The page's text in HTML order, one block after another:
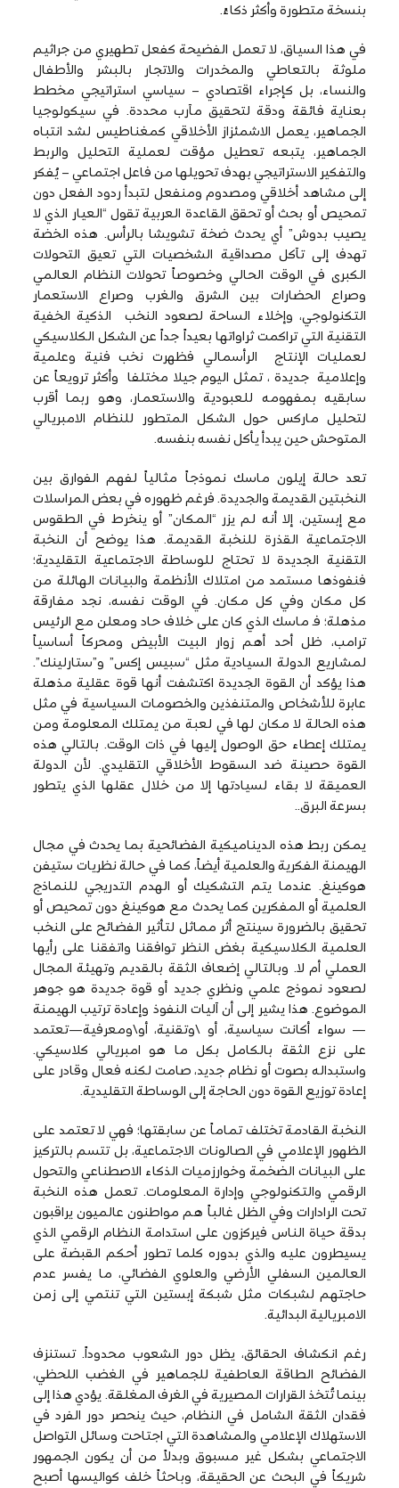
بنسخة متطورة وأكثر ذكاءً.
في هذا السياق، لا تعمل الفضيحة كفعل تطهيري من جراثيم
ملوثة بالتعاطي والمخدرات والاتجار بالبشر والأطفال
والنساء، بل كإجراء اقتصادي – سياسي استراتيجي مخطط
بعناية فائقة ودقة لتحقيق مآرب محددة. في سيكولوجيا
الجماهير، يعمل الاشمئزاز الأخلاقي كمغناطيس لشد انتباه
الجماهير، يتبعه تعطيل مؤقت لعملية التحليل والربط
والتفكير الاستراتيجي بهدف تحويلها من فاعل اجتماعي – يُفكر
إلى مشاهد أخلاقي ومصدوم ومنفعل لتبدأ ردود الفعل دون
تمحيص أو بحث أو تحقق القاعدة العربية تقول “العيار الذي لا
يصيب بدوش” أي يحدث ضخة تشويشا بالرأس. هذه الخضة
تهدف إلى تآكل مصداقية الشخصيات التي تعيق التحولات
الكبرى في الوقت الحالي وخصوصاً تحولات النظام العالمي
وصراع الحضارات بين الشرق والغرب وصراع الاستعمار
التكنولوجي، وإخلاء الساحة لصعود النخب الذكية الخفية
التقنية التي تراكمت ثراواتها بعيداً جداً عن الشكل الكلاسيكي
لعمليات الإنتاج الرأسمالي فظهرت نخب فنية وعلمية
وإعلامية جديدة ، تمثل اليوم جيلا مختلفا وأكثر ترويعاً عن
سابقيه بمفهومه للعبودية والاستعمار، وهو ربما أقرب
لتحليل ماركس حول الشكل المتطور للنظام الامبريالي
المتوحش حين يبدأ يأكل نفسه بنفسه.
تعد حالة إيلون ماسك نموذجاً مثالياً لفهم الفوارق بين
النخبتين القديمة والجديدة. فرغم ظهوره في بعض المراسلات
مع إبستين، إلا أنه لم يزر “المكان” أو ينخرط في الطقوس
الاجتماعية القذرة للنخبة القديمة. هذا يوضح أن النخبة
التقنية الجديدة لا تحتاج للوساطة الاجتماعية التقليدية؛
فنفوذها مستمد من امتلاك الأنظمة والبيانات الهائلة من
كل مكان وفي كل مكان. في الوقت نفسه، نجد مفارقة
مذهلة؛ فـ ماسك الذي كان على خلاف حاد ومعلن مع الرئيس
ترامب، ظل أحد أهم زوار البيت الأبيض ومحركاً أساسياً
لمشاريع الدولة السيادية مثل “سبيس إكس” و”ستارلينك”.
هذا يؤكد أن القوة الجديدة اكتشفت أنها قوة عقلية مذهلة
عابرة للأشخاص والمتنفذين والخصومات السياسية في مثل
هذه الحالة لا مكان لها في لعبة من يمتلك المعلومة ومن
يمتلك إعطاء حق الوصول إليها في ذات الوقت. بالتالي هذه
القوة حصينة ضد السقوط الأخلاقي التقليدي. لأن الدولة
العميقة لا بقاء لسيادتها إلا من خلال عقلها الذي يتطور
بسرعة البرق..
يمكن ربط هذه الديناميكية الفضائحية بما يحدث في مجال
الهيمنة الفكرية والعلمية أيضاً، كما في حالة نظريات ستيفن
هوكينغ. عندما يتم التشكيك أو الهدم التدريجي للنماذج
العلمية أو المفكرين كما يحدث مع هوكينغ دون تمحيص أو
تحقيق بالضرورة سينتج أثر مماثل لتأثير الفضائح على النخب
العلمية الكلاسيكية بغض النظر توافقنا واتفقنا على رأيها
العملي أم لا. وبالتالي إضعاف الثقة بالقديم وتهيئة المجال
لصعود نموذج علمي ونظري جديد أو قوة جديدة هو جوهر
الموضوع. هذا يشير إلى أن آليات النفوذ وإعادة ترتيب الهيمنة
— سواء أكانت سياسية، أو \وتقنية، أو\ومعرفية—تعتمد
على نزع الثقة بالكامل بكل ما هو امبريالي كلاسيكي.
واستبداله بصوت أو نظام جديد، صامت لكنه فعال وقادر على
إعادة توزيع القوة دون الحاجة إلى الوساطة التقليدية.
النخبة القادمة تختلف تماماً عن سابقتها؛ فهي لا تعتمد على
الظهور الإعلامي في الصالونات الاجتماعية، بل تتسم بالتركيز
على البيانات الضخمة وخوارزميات الذكاء الاصطناعي والتحول
الرقمي والتكنولوجي وإدارة المعلومات. تعمل هذه النخبة
تحت الرادارات وفي الظل غالباً هم مواطنون عالميون يراقبون
بدقة حياة الناس فيركزون على استدامة النظام الرقمي الذي
يسيطرون عليه والذي بدوره كلما تطور أحكم القبضة على
العالمين السفلي الأرضي والعلوي الفضائي، ما يفسر عدم
حاجتهم لشبكات مثل شبكة إبستين التي تنتمي إلى زمن
الامبريالية البدائية.
رغم انكشاف الحقائق، يظل دور الشعوب محدوداً. تستنزف
الفضائح الطاقة العاطفية للجماهير في الغضب اللحظي،
بينما تُتخذ القرارات المصيرية في الغرف المغلقة. يؤدي هذا إلى
فقدان الثقة الشامل في النظام، حيث ينحصر دور الفرد في
الاستهلاك الإعلامي والمشاهدة التي اجتاحت وسائل التواصل
الاجتماعي بشكل غير مسبوق وبدلاً من أن يكون الجمهور
شريكاً في البحث عن الحقيقة، وباحثاً خلف كواليسها أصبح